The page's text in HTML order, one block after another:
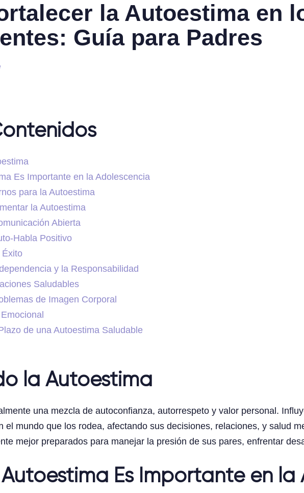
la Autoestima en
Guía para Padres
Es Importante en la Adolescencia
para la Autoestima
la Autoestima
Abierta
Habla Positivo
Éxito
y la Responsabilidad
Saludables
de Imagen Corporal
de una Autoestima Saludable
la Autoestima
una mezcla de autoconfianza, autorrespeto y valor personal.
el mundo que los rodea, afectando sus decisiones, relaciones, y salud
mejor preparados para manejar la presión de sus pares, enfrentar
Es Importante en la